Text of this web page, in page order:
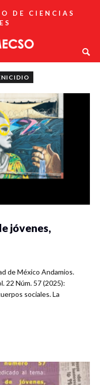
DE CIENCIAS
jóvenes,
de México Andamios.
22 Núm. 57 (2025):
sociales. La